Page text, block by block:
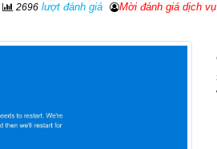
2696 lượt đánh giá Mời đánh giá dịch vụ